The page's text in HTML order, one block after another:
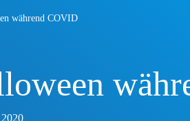
während COVID